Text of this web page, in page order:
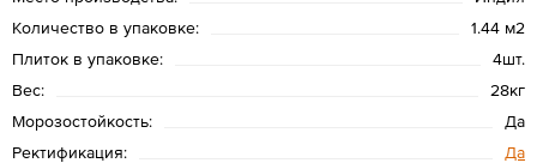
Количество в упаковке:
1.44 м2
Плиток в упаковке:
4шт.
Вес:
28кг
Морозостойкость:
Да
Ректификация:
Да